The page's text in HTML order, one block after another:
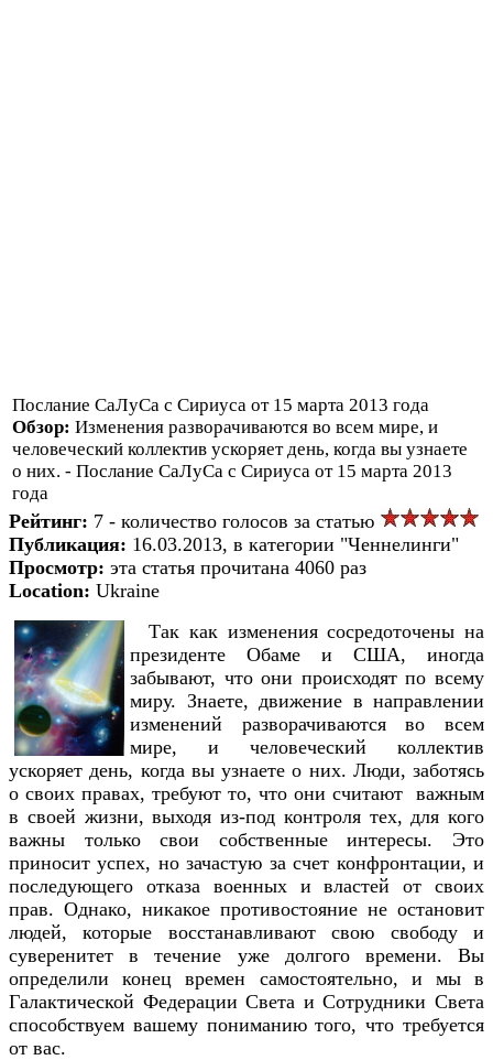
Послание СаЛуСа с Сириуса от 15 марта 2013 года
Обзор: Изменения разворачиваются во всем мире, и
человеческий коллектив ускоряет день, когда вы узнаете
о них. - Послание СаЛуСа с Сириуса от 15 марта 2013
года
Рейтинг: 7 - количество голосов за статью
Публикация: 16.03.2013, в категории "Ченнелинги"
Просмотр: эта статья прочитана 4060 раз
Location: Ukraine
Так как изменения сосредоточены на
президенте Обаме и США, иногда
забывают, что они происходят по всему
миру. Знаете, движение в направлении
изменений разворачиваются во всем
мире, и человеческий коллектив
ускоряет день, когда вы узнаете о них. Люди, заботясь
о своих правах, требуют то, что они считают важным
в своей жизни, выходя из-под контроля тех, для кого
важны только свои собственные интересы. Это
приносит успех, но зачастую за счет конфронтации, и
последующего отказа военных и властей от своих
прав. Однако, никакое противостояние не остановит
людей, которые восстанавливают свою свободу и
суверенитет в течение уже долгого времени. Вы
определили конец времен самостоятельно, и мы в
Галактической Федерации Света и Сотрудники Света
способствуем вашему пониманию того, что требуется
от вас.